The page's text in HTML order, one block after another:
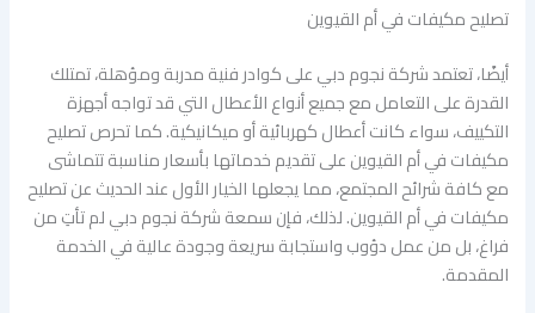
تصليح مكيفات في أم القيوين
أيضًا، تعتمد شركة نجوم دبي على كوادر فنية مدربة ومؤهلة، تمتلك
القدرة على التعامل مع جميع أنواع الأعطال التي قد تواجه أجهزة
التكييف، سواء كانت أعطال كهربائية أو ميكانيكية. كما تحرص تصليح
مكيفات في أم القيوين على تقديم خدماتها بأسعار مناسبة تتماشى
مع كافة شرائح المجتمع، مما يجعلها الخيار الأول عند الحديث عن تصليح
مكيفات في أم القيوين. لذلك، فإن سمعة شركة نجوم دبي لم تأتِ من
فراغ، بل من عمل دؤوب واستجابة سريعة وجودة عالية في الخدمة
المقدمة.